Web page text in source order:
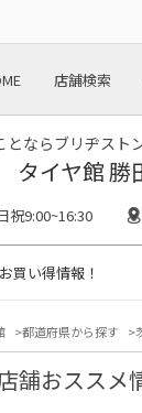
店舗検索
とならブリヂスト
タイヤ館 勝
祝9:00~16:30
買い得情報！
都道府県から探す
舗おススメ